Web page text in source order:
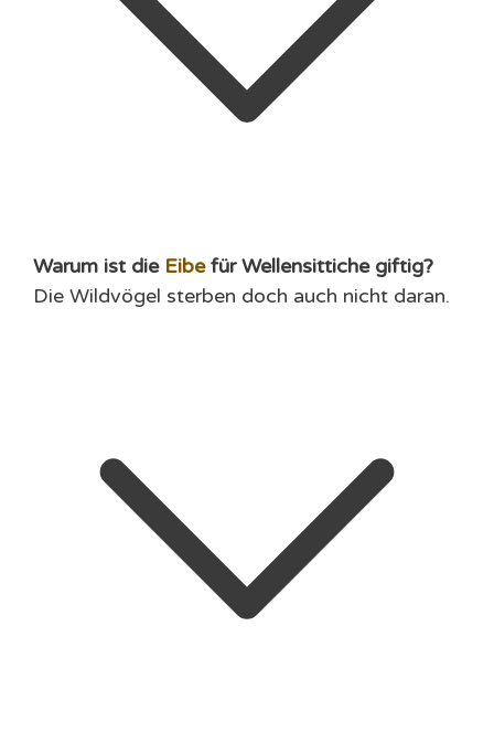
Warum ist die Eibefür Wellensittiche giftig?
Die Wildvögel sterben doch auch nicht daran.